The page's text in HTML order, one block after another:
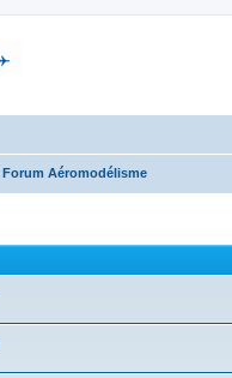
Forum Aéromodélisme